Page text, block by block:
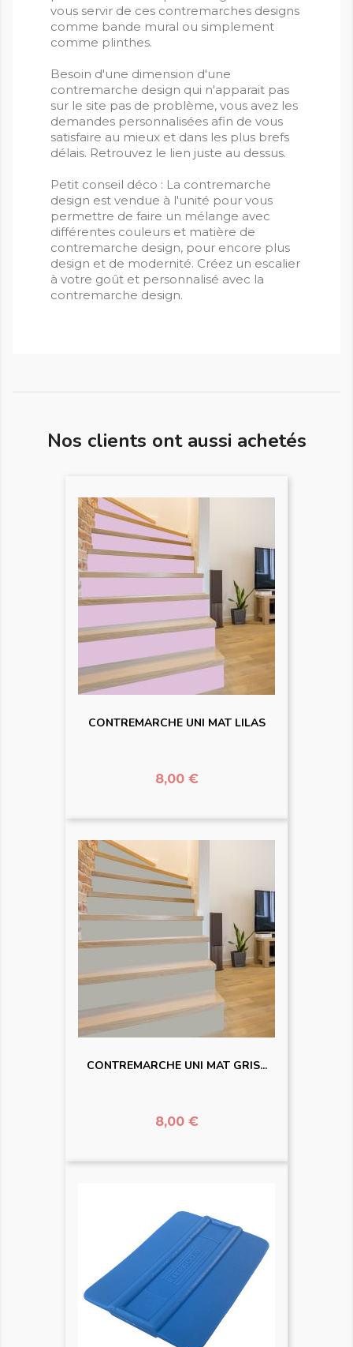
vous servir de ces contremarches designs
comme bande mural ou simplement
comme plinthes.
Besoin d'une dimension d'une
contremarche design qui n'apparait pas
sur le site pas de problème, vous avez les
demandes personnalisées afin de vous
satisfaire au mieux et dans les plus brefs
délais. Retrouvez le lien juste au dessus.
Petit conseil déco : La contremarche
design est vendue à l'unité pour vous
permettre de faire un mélange avec
différentes couleurs et matière de
contremarche design, pour encore plus
design et de modernité. Créez un escalier
à votre goût et personnalisé avec la
contremarche design.
Nos clients ont aussi achetés
CONTREMARCHE UNI MAT LILAS
Prix
8,00 €
CONTREMARCHE UNI MAT GRIS...
Prix
8,00 €